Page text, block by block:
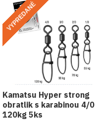
VYPREDANÉ
Kamatsu Hyper strong
obratlik s karabinou 4/0
120kg 5ks